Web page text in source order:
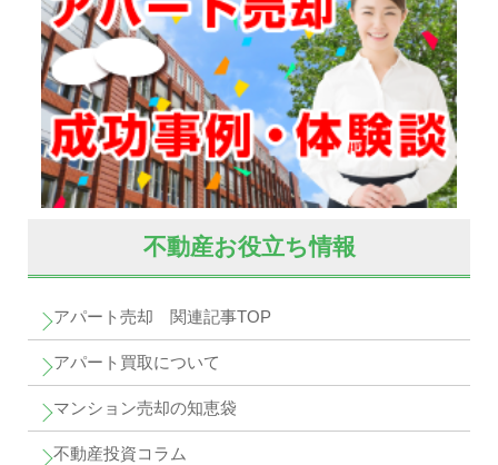
不動産お役立ち情報
アパート売却 関連記事TOP
アパート買取について
マンション売却の知恵袋
不動産投資コラム